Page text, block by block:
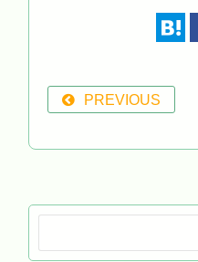
PREVIOUS